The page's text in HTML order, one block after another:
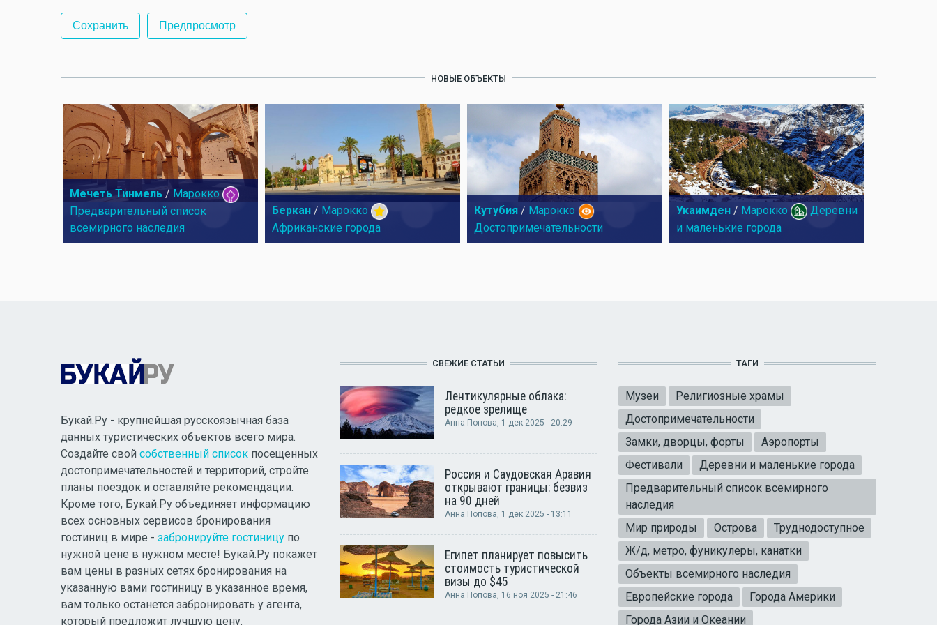
НОВЫЕ ОБЪЕКТЫ
Мечеть Тинмель / Марокко
Предварительный список
всемирного наследия
Беркан / Марокко
Африканские города
Кутубия / Марокко
Достопримечательности
Укаимден / Марокко
Деревни
и маленькие города
Букай.Ру - крупнейшая русскоязычная база
данных туристических объектов всего мира.
Создайте свой собственный список посещенных
достопримечательностей и территорий, стройте
планы поездок и оставляйте рекомендации.
Кроме того, Букай.Ру объединяет информацию
всех основных сервисов бронирования
гостиниц в мире - забронируйте гостиницу по
нужной цене в нужном месте! Букай.Ру покажет
вам цены в разных сетях бронирования на
указанную вами гостиницу в указанное время,
вам только останется забронировать у агента,
который предложит лучшую цену.
СВЕЖИЕ СТАТЬИ
Лентикулярные облака:
редкое зрелище
Анна Попова, 1 дек 2025 - 20:29
Россия и Саудовская Аравия
открывают границы: безвиз
на 90 дней
Анна Попова, 1 дек 2025 - 13:11
Египет планирует повысить
стоимость туристической
визы до $45
Анна Попова, 16 ноя 2025 - 21:46
ТАГИ
Музеи
Религиозные храмы
Достопримечательности
Замки, дворцы, форты
Аэропорты
Фестивали
Деревни и маленькие города
Предварительный список всемирного
наследия
Мир природы
Острова
Труднодоступное
Ж/д, метро, фуникулеры, канатки
Объекты всемирного наследия
Европейские города
Города Америки
Города Азии и Океании